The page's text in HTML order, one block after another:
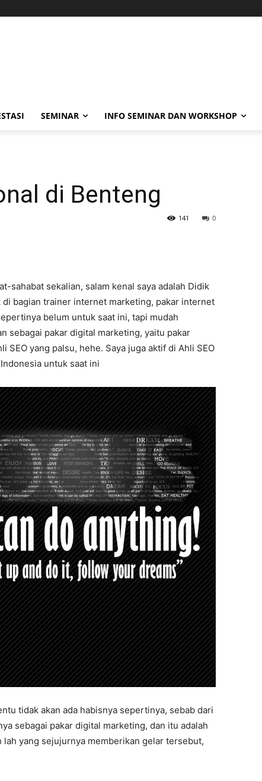
SEMINAR INFO SEMINAR DAN WORKSHOP
di Benteng
0
141
sahabat sekalian, salam kenal saya adalah Didik
di bagian trainer internet marketing, pakar internet
belum untuk saat ini, tapi mudah
sebagai pakar digital marketing, yaitu pakar
yang palsu, hehe. Saya juga aktif di Ahli SEO
untuk saat ini
tidak akan ada habisnya sepertinya, sebab dari
sebagai pakar digital marketing, dan itu adalah
yang sejujurnya memberikan gelar tersebut,